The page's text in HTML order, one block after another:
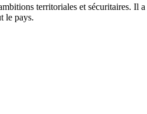
territoriales et sécuritaires. Il a
le pays.